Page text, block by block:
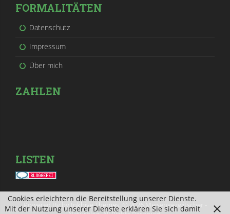
FORMALITÄTEN
Datenschutz
Impressum
Über mich
ZAHLEN
LISTEN
Powered By by Inkhive Themes
. © 2026 Meisengezwitscher -
Cookies erleichtern die Bereitstellung unserer Dienste.
Mit der Nutzung unserer Dienste erklären Sie sich damit